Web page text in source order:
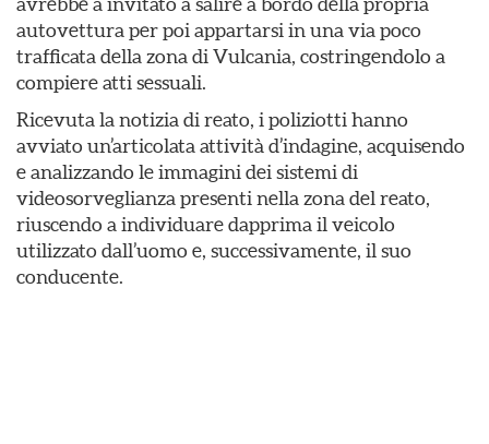
autovettura per poi appartarsi in una via poco
trafficata della zona di Vulcania, costringendolo a
compiere atti sessuali.
Ricevuta la notizia di reato, i poliziotti hanno
avviato un’articolata attività d’indagine, acquisendo
e analizzando le immagini dei sistemi di
videosorveglianza presenti nella zona del reato,
riuscendo a individuare dapprima il veicolo
utilizzato dall’uomo e, successivamente, il suo
conducente.